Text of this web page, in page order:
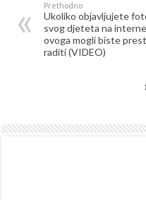
Prethodno
Ukoliko objavljujete
svog djeteta na
ovoga mogli biste
raditi (VIDEO)